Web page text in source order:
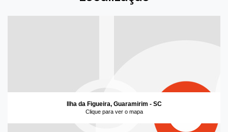
Ilha da Figueira, Guaramirim - SC
Clique para ver o mapa